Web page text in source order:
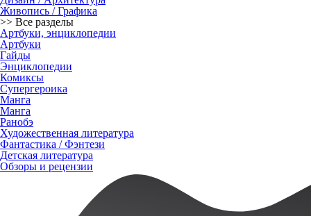
Живопись / Графика
>> Все разделы
Артбуки, энциклопедии
Артбуки
Гайды
Энциклопедии
Комиксы
Супергероика
Манга
Манга
Ранобэ
Художественная литература
Фантастика / Фэнтези
Детская литература
Обзоры и рецензии